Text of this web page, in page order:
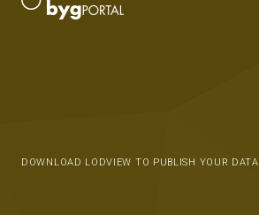
DOWNLOAD LODVIEW TO PUBLISH YOUR DATA